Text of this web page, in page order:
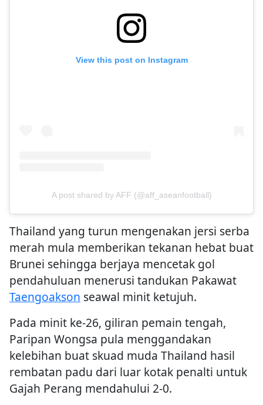
View this post on Instagram
A post shared by AFF (@aff_aseanfootball)
Thailand yang turun mengenakan jersi serba
merah mula memberikan tekanan hebat buat
Brunei sehingga berjaya mencetak gol
pendahuluan menerusi tandukan Pakawat
Taengoakson seawal minit ketujuh.
Pada minit ke-26, giliran pemain tengah,
Paripan Wongsa pula menggandakan
kelebihan buat skuad muda Thailand hasil
rembatan padu dari luar kotak penalti untuk
Gajah Perang mendahului 2-0.